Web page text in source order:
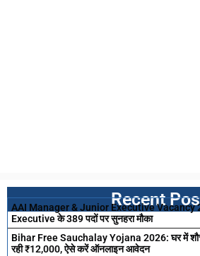
Recent
AAI Manager & Junior Executive
Executive के 389 पदों पर सुनहरा मौका
Bihar Free Sauchalay Yojana 2026: घर में
रही ₹12,000, ऐसे करें ऑनलाइन आवेदन